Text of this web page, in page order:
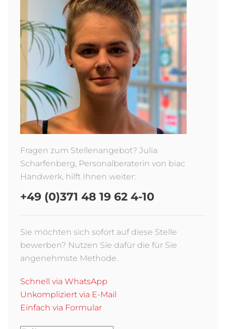
Fragen zum Stellenangebot? Julia
Scharfenberg, Personalberaterin von biac
Handwerk, hilft Ihnen weiter:
+49 (0)371 48 19 62 4-10
Sie möchten sich sofort auf diese Stelle
bewerben? Nutzen Sie dafür die für Sie
angenehmste Methode.
Schnell via WhatsApp
Unkompliziert via E-Mail
Einfach via Formular